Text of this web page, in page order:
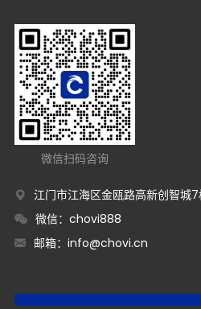
微信扫码咨询
江门市江海区金瓯路高新创智城
微信：chovi888
邮箱： info@chovi.cn